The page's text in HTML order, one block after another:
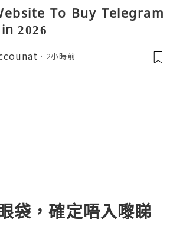
To Buy Telegram
2026
2小時前
袋，確定唔入嚟睇